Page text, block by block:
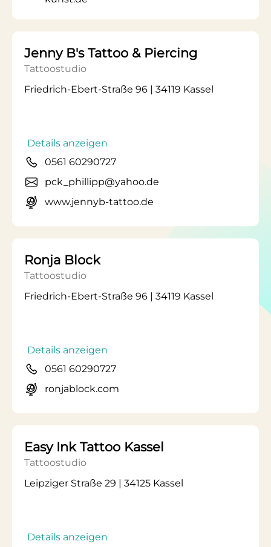
Jenny B's Tattoo & Piercing
Tattoostudio
Friedrich-Ebert-Straße 96 | 34119 Kassel
Details anzeigen
0561 60290727
pck_phillipp@yahoo.de
www.jennyb-tattoo.de
Ronja Block
Tattoostudio
Friedrich-Ebert-Straße 96 | 34119 Kassel
Details anzeigen
0561 60290727
ronjablock.com
Easy Ink Tattoo Kassel
Tattoostudio
Leipziger Straße 29 | 34125 Kassel
Details anzeigen